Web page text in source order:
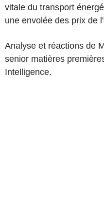
vitale du transport
une envolée des prix de
Analyse et réactions de
senior matières
Intelligence.